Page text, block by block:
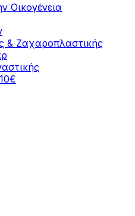
Οικογένεια
& Ζαχαροπλαστικής